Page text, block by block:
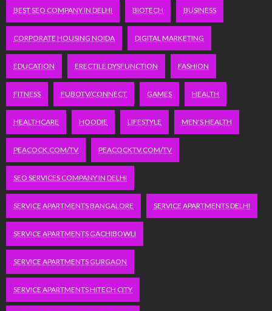
BEST SEO COMPANY IN DELHI BIOTECH BUSINESS
CORPORATE HOUSING NOIDA DIGITAL MARKETING
EDUCATION ERECTILE DYSFUNCTION FASHION
FITNESS FUBOTV/CONNECT GAMES HEALTH
HEALTHCARE HOODIE LIFESTYLE MEN'S HEALTH
PEACOCK.COM/TV PEACOCKTV.COM/TV
SEO SERVICES COMPANY IN DELHI
SERVICE APARTMENTS BANGALORE SERVICE APARTMENTS DELHI
SERVICE APARTMENTS GACHIBOWLI
SERVICE APARTMENTS GURGAON
SERVICE APARTMENTS HITECH CITY